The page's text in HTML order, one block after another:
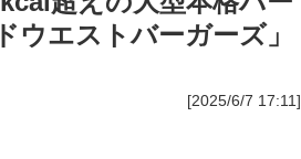
ウエストバーガーズ」
[2025/6/7 17:11]